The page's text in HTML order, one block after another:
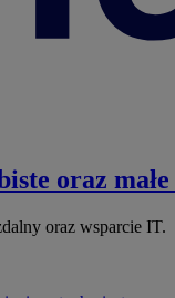
oraz
oraz wsparcie IT.